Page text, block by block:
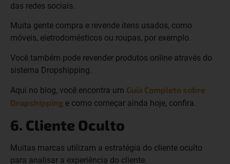
das redes sociais.
Muita gente compra e revende itens usados, como
móveis, eletrodomésticos ou roupas, por exemplo.
Você também pode revender produtos online através do
sistema Dropshipping.
Aqui no blog, você encontra um Guia Completo sobre
Dropshipping e como começar ainda hoje, confira.
6. Cliente Oculto
Muitas marcas utilizam a estratégia do cliente oculto
para analisar a experiência do cliente.